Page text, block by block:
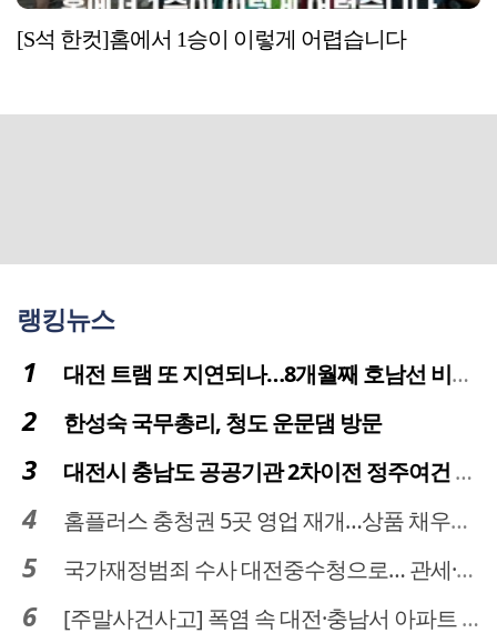
[S석 한컷]홈에서 1승이 이렇게 어렵습니다
랭킹뉴스
대전 트램 또 지연되나…8개월째 호남선 비개착공사 시공사 선정 난항
한성숙 국무총리, 청도 운문댐 방문
대전시 충남도 공공기관 2차이전 정주여건 확보 시급
홈플러스 충청권 5곳 영업 재개…상품 채우기 ‘속도전’
국가재정범죄 수사 대전중수청으로… 관세·국세 수사 전문인력 주목
[주말사건사고] 폭염 속 대전·충남서 아파트 화재·정전 잇따라…주민 대피·불편